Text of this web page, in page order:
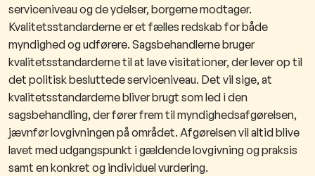
serviceniveau og de ydelser, borgerne modtager.
Kvalitetsstandarderne er et fælles redskab for både
myndighed og udførere. Sagsbehandlerne bruger
kvalitetsstandarderne til at lave visitationer, der lever op til
det politisk besluttede serviceniveau. Det vil sige, at
kvalitetsstandarderne bliver brugt som led i den
sagsbehandling, der fører frem til myndighedsafgørelsen,
jævnfør lovgivningen på området. Afgørelsen vil altid blive
lavet med udgangspunkt i gældende lovgivning og praksis
samt en konkret og individuel vurdering.